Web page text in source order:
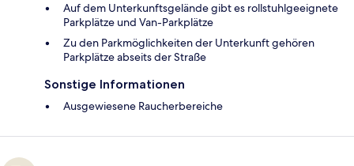
Auf dem Unterkunftsgelände gibt es rollstuhlgeeignete
Parkplätze und Van-Parkplätze
Zu den Parkmöglichkeiten der Unterkunft gehören
Parkplätze abseits der Straße
Sonstige Informationen
Ausgewiesene Raucherbereiche